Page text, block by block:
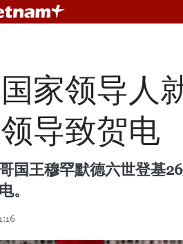
家领导人
导致贺电
国王穆罕默德六世登基
。